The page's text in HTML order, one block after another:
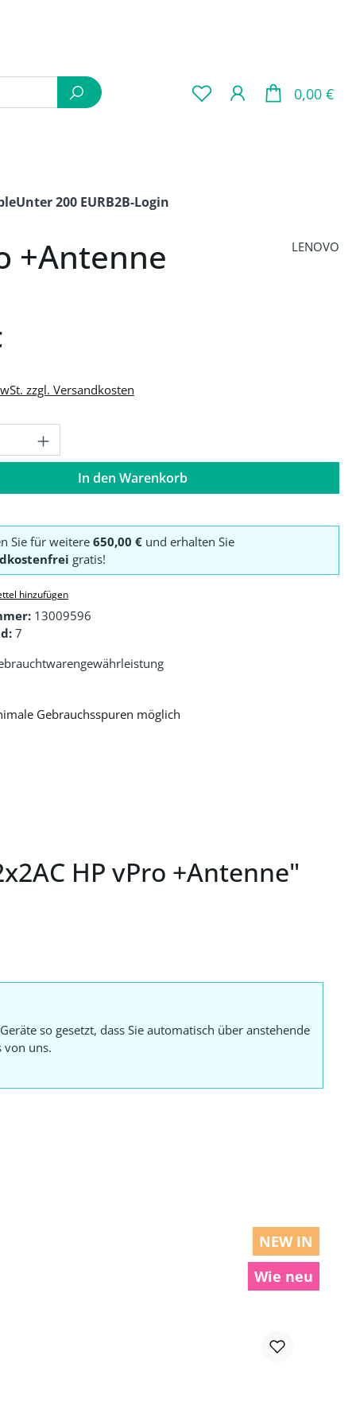
0,00 €
Unter 200 EURB2B-Login
+Antenne LENOVO
zzgl. Versandkosten
Anzahl: Gib den gewünschten Wert
In den Warenkorb
Sie für weitere 650,00 €und erhalten Sie
gratis!
hinzufügen
13009596
7
Gebrauchsspuren möglich
HP vPro +Antenne"
so gesetzt, dass Sie automatisch über anstehende
von uns.
NEW IN
Wie neu